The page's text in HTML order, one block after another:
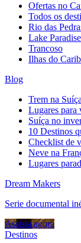
Ofertas no
Todos os
Rio das
Lake Paradise
Trancoso
Ilhas do
Blog
Trem na
Lugares para
Suíça no
10 Destinos
Checklist de
Neve na
Lugares
Dream Makers
Serie documental
Assista agora
Destinos